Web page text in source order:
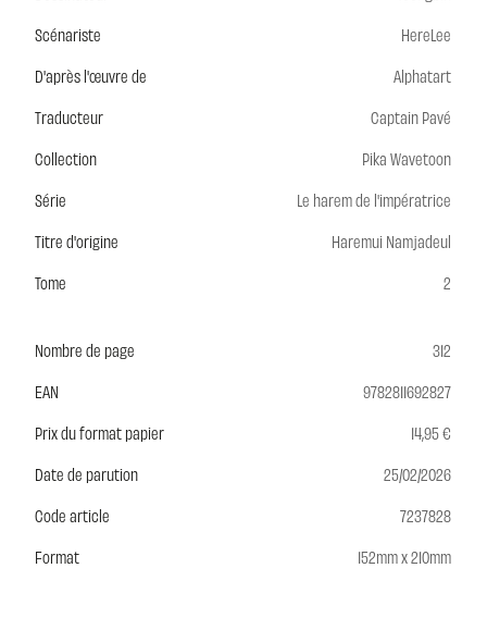
Scénariste
HereLee
D'après l'œuvre de
Alphatart
Traducteur
Captain Pavé
Collection
Pika Wavetoon
Série
Le harem de l'impératrice
Titre d'origine
Haremui Namjadeul
Tome
2
Nombre de page
312
EAN
9782811692827
Prix du format papier
14,95 €
Date de parution
25/02/2026
Code article
7237828
Format
152mm x 210mm